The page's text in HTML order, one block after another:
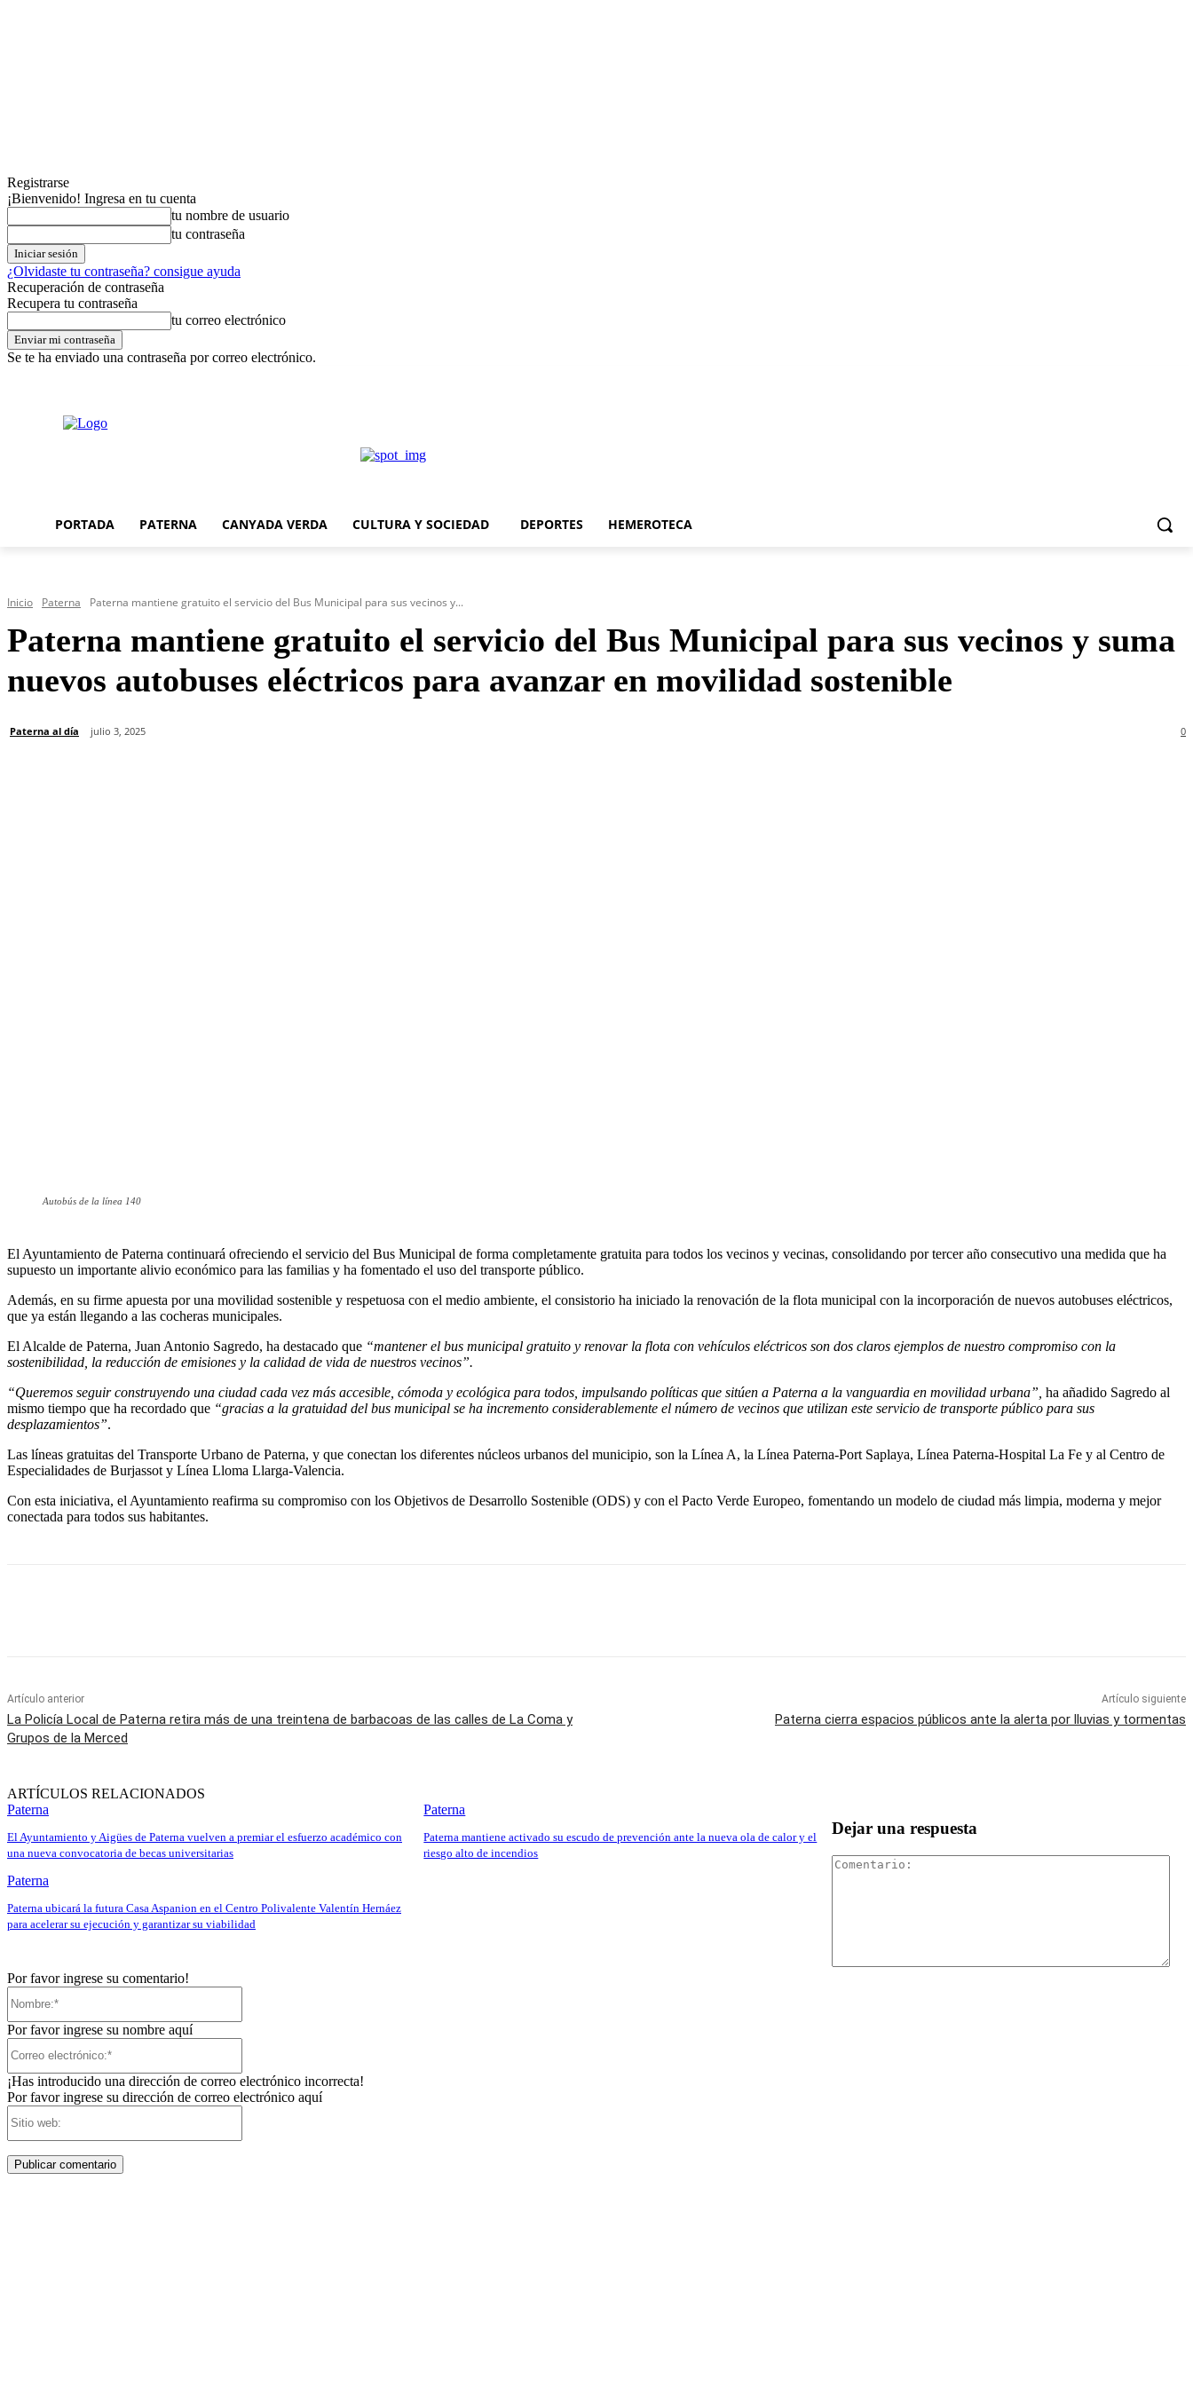
Registrarse
¡Bienvenido! Ingresa en tu cuenta
tu nombre de usuario
tu contraseña
¿Olvidaste tu contraseña? consigue ayuda
Recuperación de contraseña
Recupera tu contraseña
tu correo electrónico
Se te ha enviado una contraseña por correo electrónico.
PORTADA PATERNA CANYADA VERDA CULTURA Y SOCIEDAD DEPORTES HEMEROTECA
Inicio Paterna Paterna mantiene gratuito el servicio del Bus Municipal para sus vecinos y...
Paterna mantiene gratuito el servicio del Bus Municipal para sus vecinos y suma
nuevos autobuses eléctricos para avanzar en movilidad sostenible
Paterna al día julio 3, 2025 0
Autobús de la línea 140
El Ayuntamiento de Paterna continuará ofreciendo el servicio del Bus Municipal de forma completamente gratuita para todos los vecinos y vecinas, consolidando por tercer año consecutivo una medida que ha
supuesto un importante alivio económico para las familias y ha fomentado el uso del transporte público.
Además, en su firme apuesta por una movilidad sostenible y respetuosa con el medio ambiente, el consistorio ha iniciado la renovación de la flota municipal con la incorporación de nuevos autobuses eléctricos,
que ya están llegando a las cocheras municipales.
El Alcalde de Paterna, Juan Antonio Sagredo, ha destacado que “mantener el bus municipal gratuito y renovar la flota con vehículos eléctricos son dos claros ejemplos de nuestro compromiso con la
sostenibilidad, la reducción de emisiones y la calidad de vida de nuestros vecinos”.
“Queremos seguir construyendo una ciudad cada vez más accesible, cómoda y ecológica para todos, impulsando políticas que sitúen a Paterna a la vanguardia en movilidad urbana”, ha añadido Sagredo al
mismo tiempo que ha recordado que “gracias a la gratuidad del bus municipal se ha incremento considerablemente el número de vecinos que utilizan este servicio de transporte público para sus
desplazamientos”.
Las líneas gratuitas del Transporte Urbano de Paterna, y que conectan los diferentes núcleos urbanos del municipio, son la Línea A, la Línea Paterna-Port Saplaya, Línea Paterna-Hospital La Fe y al Centro de
Especialidades de Burjassot y Línea Lloma Llarga-Valencia.
Con esta iniciativa, el Ayuntamiento reafirma su compromiso con los Objetivos de Desarrollo Sostenible (ODS) y con el Pacto Verde Europeo, fomentando un modelo de ciudad más limpia, moderna y mejor
conectada para todos sus habitantes.
Artículo anterior
La Policía Local de Paterna retira más de una treintena de barbacoas de las calles de La Coma y
Grupos de la Merced
Artículo siguiente
Paterna cierra espacios públicos ante la alerta por lluvias y tormentas
ARTÍCULOS RELACIONADOS
Paterna
El Ayuntamiento y Aigües de Paterna vuelven a premiar el esfuerzo académico con
una nueva convocatoria de becas universitarias
Paterna
Paterna mantiene activado su escudo de prevención ante la nueva ola de calor y el
riesgo alto de incendios
Paterna
Paterna ubicará la futura Casa Aspanion en el Centro Polivalente Valentín Hernáez
para acelerar su ejecución y garantizar su viabilidad
Dejar una respuesta
Por favor ingrese su comentario!
Por favor ingrese su nombre aquí
¡Has introducido una dirección de correo electrónico incorrecta!
Por favor ingrese su dirección de correo electrónico aquí